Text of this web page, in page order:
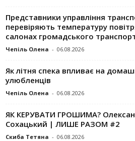
Представники управління
перевіряють температуру
салонах громадського
Чепіль Олена - 06.08.2026
Як літня спека впливає на
улюбленців
Чепіль Олена - 06.08.2026
ЯК КЕРУВАТИ ГРОШИМА?
Сохацький | ЛИШЕ РАЗОМ #2
Скиба Тетяна - 06.08.2026